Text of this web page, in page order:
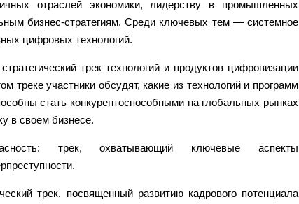
отраслей экономики, лидерству в промышленных
бизнес-стратегиям. Среди ключевых тем — системное
цифровых технологий.
трек технологий и продуктов цифровизации
треке участники обсудят, какие из технологий и программ
стать конкурентоспособными на глобальных рынках
в своем бизнесе.
трек, охватывающий ключевые аспекты
трек, посвященный развитию кадрового потенциала